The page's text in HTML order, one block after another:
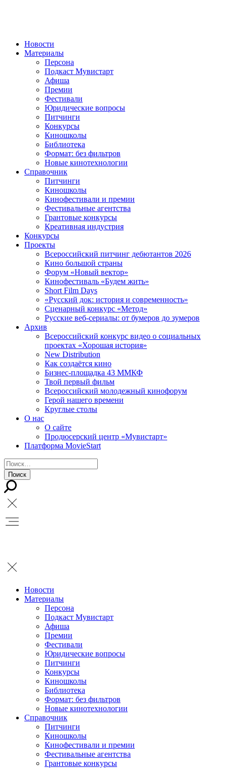
Новости
Материалы
Персона
Подкаст Мувистарт
Афиша
Премии
Фестивали
Юридические вопросы
Питчинги
Конкурсы
Киношколы
Библиотека
Формат: без фильтров
Новые кинотехнологии
Справочник
Питчинги
Киношколы
Кинофестивали и премии
Фестивальные агентства
Грантовые конкурсы
Креативная индустрия
Конкурсы
Проекты
Всероссийский питчинг дебютантов 2026
Кино большой страны
Форум «Новый вектор»
Кинофестиваль «Будем жить»
Short Film Days
«Русский док: история и современность»
Сценарный конкурс «Метод»
Русские веб-сериалы: от бумеров до зумеров
Архив
Всероссийский конкурс видео о социальных
проектах «Хорошая история»
New Distribution
Как создаётся кино
Бизнес-площадка 43 ММКФ
Твой первый фильм
Всероссийский молодежный кинофорум
Герой нашего времени
Круглые столы
О нас
О сайте
Продюсерский центр «Мувистарт»
Платформа MovieStart
Новости
Материалы
Персона
Подкаст Мувистарт
Афиша
Премии
Фестивали
Юридические вопросы
Питчинги
Конкурсы
Киношколы
Библиотека
Формат: без фильтров
Новые кинотехнологии
Справочник
Питчинги
Киношколы
Кинофестивали и премии
Фестивальные агентства
Грантовые конкурсы